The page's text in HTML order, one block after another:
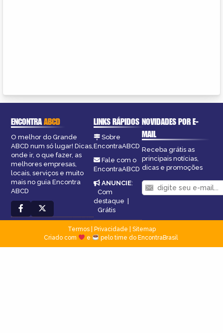
ENCONTRAABCD
O melhor do Grande
ABCD num só lugar! Dicas,
onde ir, o que fazer, as
melhores empresas,
locais, serviços e muito
mais no guia Encontra
ABCD
LINKS RÁPIDOS
Sobre
EncontraABCD
Fale com o
EncontraABCD
ANUNCIE:
Com
destaque
Grátis
NOVIDADES POR E-
MAIL
Receba grátis as
principais notícias,
dicas e promoções
Termos| Privacidade
Sitemap
Criado com
e pelo time do EncontraBrasil